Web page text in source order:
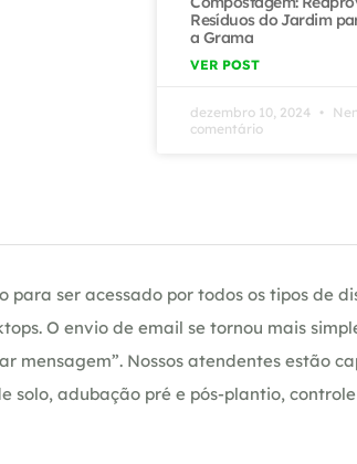
Resíduos do Jardim
a Grama
VER POST
dezembro 10, 2024
comentário
ser acessado por todos os tipos de
O envio de email se tornou mais
mensagem”. Nossos atendentes estão
solo, adubação pré e pós-plantio,